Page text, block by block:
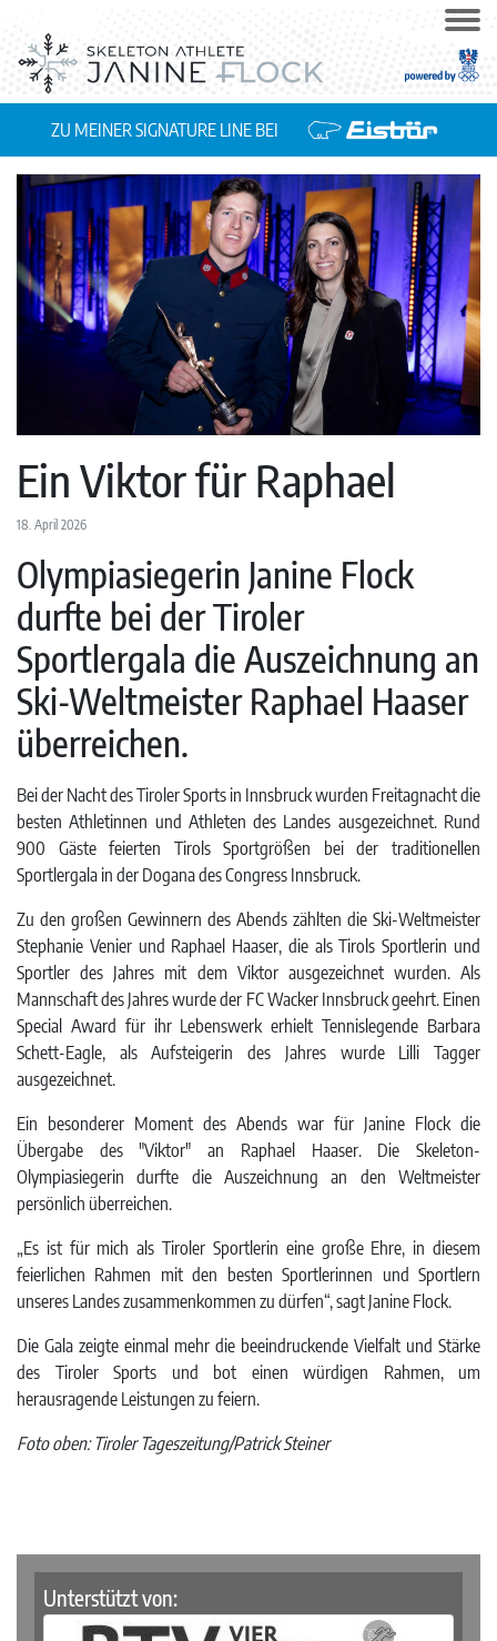
ZU MEINER SIGNATURE LINE BEI
Ein Viktor für Raphael
18. April 2026
Olympiasiegerin Janine Flock
durfte bei der Tiroler
Sportlergala die Auszeichnung an
Ski-Weltmeister Raphael Haaser
überreichen.
Bei der Nacht des Tiroler Sports in Innsbruck wurden Freitagnacht die
besten Athletinnen und Athleten des Landes ausgezeichnet. Rund
900 Gäste feierten Tirols Sportgrößen bei der traditionellen
Sportlergala in der Dogana des Congress Innsbruck.
Zu den großen Gewinnern des Abends zählten die Ski-Weltmeister
Stephanie Venier und Raphael Haaser, die als Tirols Sportlerin und
Sportler des Jahres mit dem Viktor ausgezeichnet wurden. Als
Mannschaft des Jahres wurde der FC Wacker Innsbruck geehrt. Einen
Special Award für ihr Lebenswerk erhielt Tennislegende Barbara
Schett-Eagle, als Aufsteigerin des Jahres wurde Lilli Tagger
ausgezeichnet.
Ein besonderer Moment des Abends war für Janine Flock die
Übergabe des "Viktor" an Raphael Haaser. Die Skeleton-
Olympiasiegerin durfte die Auszeichnung an den Weltmeister
persönlich überreichen.
„Es ist für mich als Tiroler Sportlerin eine große Ehre, in diesem
feierlichen Rahmen mit den besten Sportlerinnen und Sportlern
unseres Landes zusammenkommen zu dürfen“, sagt Janine Flock.
Die Gala zeigte einmal mehr die beeindruckende Vielfalt und Stärke
des Tiroler Sports und bot einen würdigen Rahmen, um
herausragende Leistungen zu feiern.
Foto oben: Tiroler Tageszeitung/Patrick Steiner
Unterstützt von: